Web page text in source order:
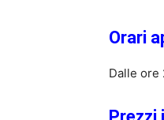
Orari
Dalle ore